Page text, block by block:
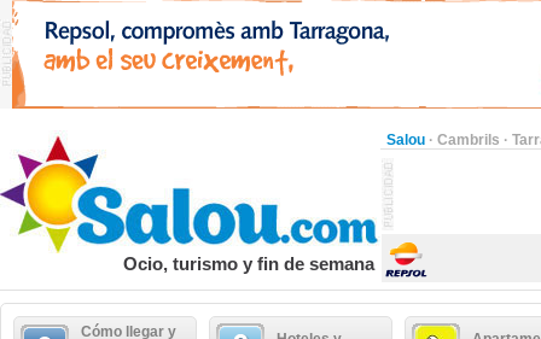
Salou · Cambrils ·
Ocio, turismo y fin de semana
Cómo llegar y